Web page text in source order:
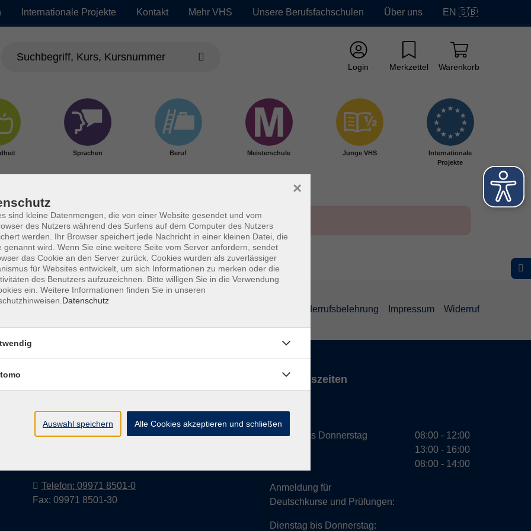
Internationale Projekte Kontakt Mehr VHS Unsere Berufsfachschulen Über uns EN 🇬🇧
Login Merkzettel Warenkorb
Sprachen Beruf Meisterschule Junge VHS
Internationale
Projekte
Widerrufsbelehrung Impressum Widerruf
e.V.
Pfarrer-Seidl-Str. 1
93413 Cham
Telefon: 09971 8501-0
Fax: 09971 8501-30
Öffnungszeiten
VHS
Montag bis Donnerstag
Anmeldung für
Deutschkurse und Prüfungen:
Dienstag bis Donnerstag:
08:00 - 12:00
13:00 - 16:00
08:00 - 14:00
sind kleine Datenmengen, die von einer Website gesendet und vom
des Nutzers während des Surfens auf dem Computer des Nutzers
werden. Ihr Browser speichert jede Nachricht in einer kleinen Datei, die
genannt wird. Wenn Sie eine weitere Seite vom Server anfordern, sendet
das Cookie an den Server zurück. Cookies wurden als zuverlässiger
für Websites entwickelt, um sich Informationen zu merken oder die
des Benutzers aufzuzeichnen. Bitte willigen Sie in die Verwendung
ein. Weitere Informationen finden Sie in unseren
Datenschutz
×
Auswahl speichern Alle Cookies akzeptieren und schließen